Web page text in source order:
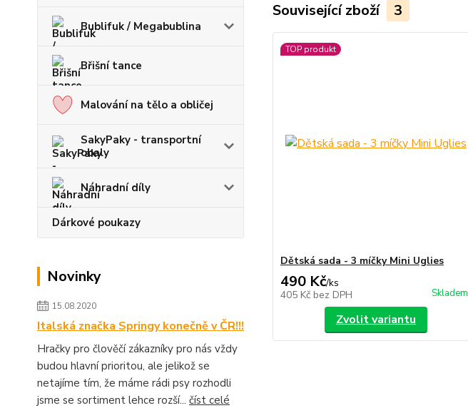
Bublifuk / Megabublina
Břišní tance
Malování na tělo a obličej
SakyPaky - transportní
obaly
Náhradní díly
Dárkové poukazy
Novinky
15.08.2020
Italská značka Springy konečně v ČR!!!
Hračky pro člověčí zákazníky pro nás vždy
budou hlavní prioritou, ale jelikož se
netajíme tím, že máme rádi psy rozhodli
jsme se sortiment lehce rozší... číst celé
Související zboží 3
TOP produkt
Dětská sada - 3 míčky Mini Uglies
490 Kč/ks
405 Kč bez DPH Skladem
Zvolit variantu